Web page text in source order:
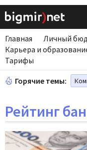
Главная Личный
Карьера и
Тарифы
Горячие темы:
Рейтинг